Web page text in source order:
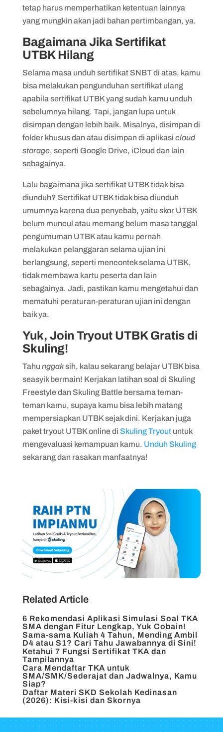
tetap harus memperhatikan ketentuan lainnya
yang mungkin akan jadi bahan pertimbangan, ya.
Bagaimana Jika Sertifikat
UTBK Hilang
Selama masa unduh sertifikat SNBT di atas, kamu
bisa melakukan pengunduhan sertifikat ulang
apabila sertifikat UTBK yang sudah kamu unduh
sebelumnya hilang. Tapi, jangan lupa untuk
disimpan dengan lebih baik. Misalnya, disimpan di
folder khusus dan atau disimpan di aplikasi cloud
storage, seperti Google Drive, iCloud dan lain
sebagainya.
Lalu bagaimana jika sertifikat UTBK tidak bisa
diunduh? Sertifikat UTBK tidak bisa diunduh
umumnya karena dua penyebab, yaitu skor UTBK
belum muncul atau memang belum masa tanggal
pengumuman UTBK atau kamu pernah
melakukan pelanggaran selama ujian ini
berlangsung, seperti mencontek selama UTBK,
tidak membawa kartu peserta dan lain
sebagainya. Jadi, pastikan kamu mengetahui dan
mematuhi peraturan-peraturan ujian ini dengan
baik ya.
Yuk, Join Tryout UTBK Gratis di
Skuling!
Tahu nggaksih, kalau sekarang belajar UTBK bisa
seasyik bermain! Kerjakan latihan soal di Skuling
Freestyle dan Skuling Battle bersama teman-
teman kamu, supaya kamu bisa lebih matang
mempersiapkan UTBK sejak dini. Kerjakan juga
paket tryout UTBK online di Skuling Tryoutuntuk
mengevaluasi kemampuan kamu. Unduh Skuling
sekarang dan rasakan manfaatnya!
Related Article
6 Rekomendasi Aplikasi Simulasi Soal TKA
SMA dengan Fitur Lengkap, Yuk Cobain!
Sama-sama Kuliah 4 Tahun, Mending Ambil
D4 atau S1? Cari Tahu Jawabannya di Sini!
Ketahui 7 Fungsi Sertifikat TKA dan
Tampilannya
Cara Mendaftar TKA untuk
SMA/SMK/Sederajat dan Jadwalnya, Kamu
Siap?
Daftar Materi SKD Sekolah Kedinasan
(2026): Kisi-kisi dan Skornya